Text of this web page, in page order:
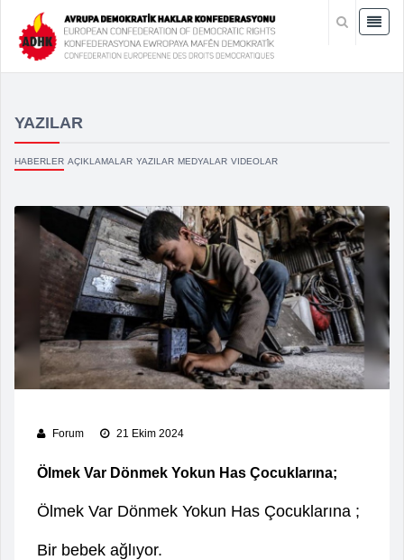
YAZILAR
HABERLER AÇIKLAMALAR YAZILAR MEDYALAR VIDEOLAR
Forum 21 Ekim 2024
Ölmek Var Dönmek Yokun Has Çocuklarına;
Ölmek Var Dönmek Yokun Has Çocuklarına ;
Bir bebek ağlıyor.